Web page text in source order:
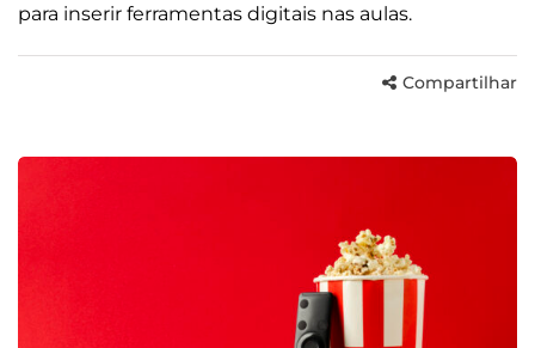
para inserir ferramentas digitais nas aulas.
Compartilhar